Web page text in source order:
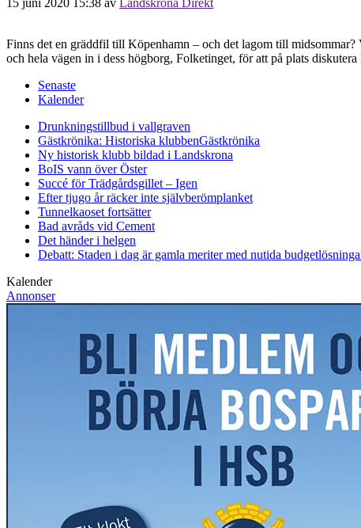
Finns det en gräddfil till Köpenhamn – och det lagom till
och hela vägen in i dess högborg, Folketinget, för att på plats
Senaste
Kalender
Drunkningstillbud i vallgraven
Gästkrönika: Historiska klubbenGästkrönika
Ny historisk klubb bildad i Landskrona
BoIS vann över Öster
Succé för Trädgårdsgillet – Igen
Efter tjugo år räcker inte självberömplanket
Tunnelkaoset fortsätter
Bad avråds vid Cement
Det händer i helgen
Debatt: Staden i dag är gamla meriter med nutida
Kalender
Annonser